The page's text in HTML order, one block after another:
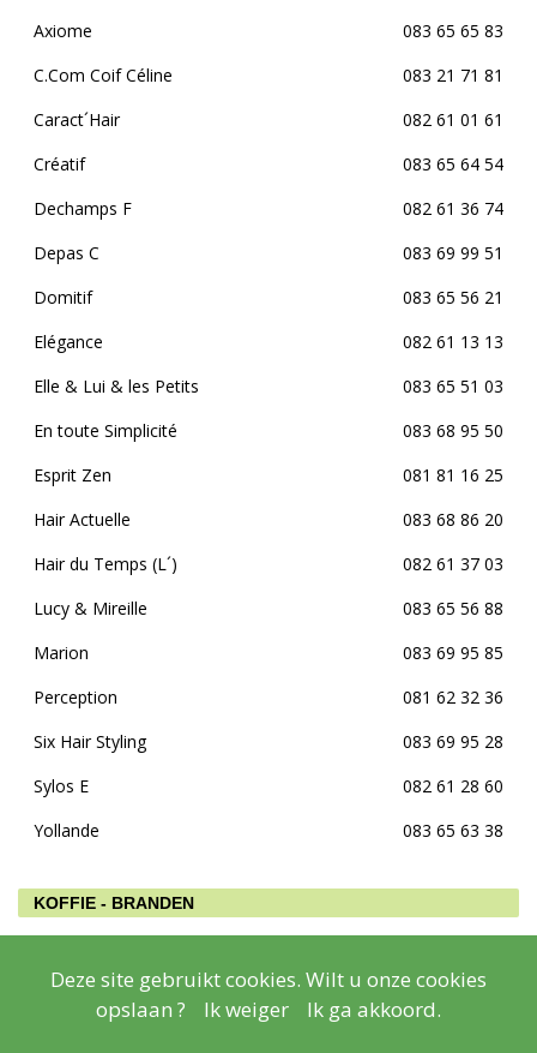
Axiome
083 65 65 83
C.Com Coif Céline
083 21 71 81
Caract´Hair
082 61 01 61
Créatif
083 65 64 54
Dechamps F
082 61 36 74
Depas C
083 69 99 51
Domitif
083 65 56 21
Elégance
082 61 13 13
Elle & Lui & les Petits
083 65 51 03
En toute Simplicité
083 68 95 50
Esprit Zen
081 81 16 25
Hair Actuelle
083 68 86 20
Hair du Temps (L´)
082 61 37 03
Lucy & Mireille
083 65 56 88
Marion
083 69 95 85
Perception
081 62 32 36
Six Hair Styling
083 69 95 28
Sylos E
082 61 28 60
Yollande
083 65 63 38
KOFFIE - BRANDEN
KOZIJNEN - DEUREN & LUIKEN
Deze site gebruikt cookies. Wilt u onze cookies
opslaan ?
Ik weiger Ik ga akkoord.